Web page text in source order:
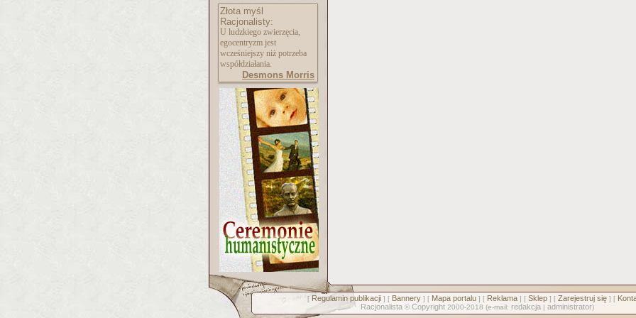
Złota myśl
Racjonalisty:
U ludzkiego zwierzęcia,
egocentryzm jest
wcześniejszy niż potrzeba
współdziałania.
Desmons Morris
[ Regulamin publikacji] [ Bannery] [ Mapa portalu] [ Reklama] [ Sklep] [ Zarejestruj się] [
Racjonalista © Copyright 2000-2018 (e-mail: redakcja | administrator)